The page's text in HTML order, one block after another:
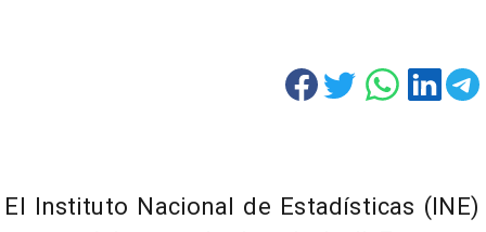
El Instituto Nacional de Estadísticas (INE)